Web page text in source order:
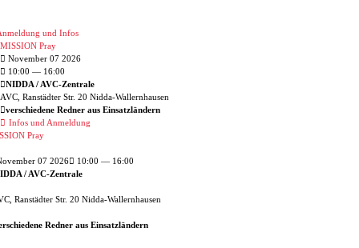
und Infos
MISSION Pray
November 07 2026
10:00 — 16:00
NIDDA / AVC-Zentrale
AVC, Ranstädter Str. 20 Nidda-Wallernhausen
verschiedene Redner aus Einsatzländern
Infos und Anmeldung
Pray
07 2026
10:00 — 16:00
/ AVC-Zentrale
Ranstädter Str. 20 Nidda-Wallernhausen
Redner aus Einsatzländern